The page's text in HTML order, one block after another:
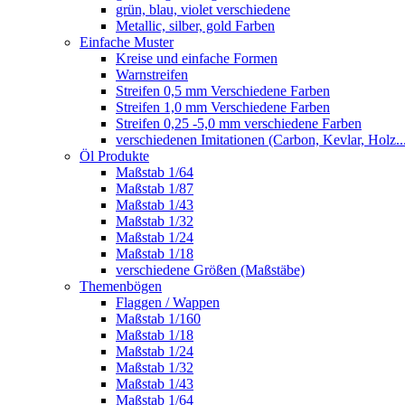
grün, blau, violet verschiedene
Metallic, silber, gold Farben
Einfache Muster
Kreise und einfache Formen
Warnstreifen
Streifen 0,5 mm Verschiedene Farben
Streifen 1,0 mm Verschiedene Farben
Streifen 0,25 -5,0 mm verschiedene Farben
verschiedenen Imitationen (Carbon, Kevlar,
Öl Produkte
Maßstab 1/64
Maßstab 1/87
Maßstab 1/43
Maßstab 1/32
Maßstab 1/24
Maßstab 1/18
verschiedene Größen (Maßstäbe)
Themenbögen
Flaggen / Wappen
Maßstab 1/160
Maßstab 1/18
Maßstab 1/24
Maßstab 1/32
Maßstab 1/43
Maßstab 1/64